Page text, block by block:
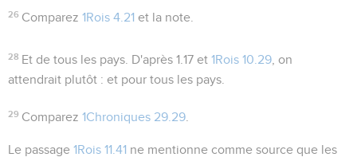
26 Comparez1Rois 4.21 et la note.
28 Et de tous les pays . D'après1.17 et1Rois 10.29 , on
attendrait plutôt : et pour tous les pays
29 Comparez1Chroniques 29.29
Le passage 1Rois 11.41 ne mentionne comme source que les